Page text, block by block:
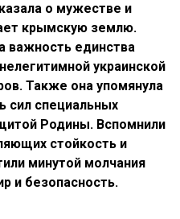
о мужестве и
крымскую землю.
важность единства
украинской
Также она упомянула
сил специальных
Родины. Вспомнили
стойкость и
минутой молчания
и безопасность.